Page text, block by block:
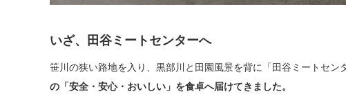
いざ、田谷ミートセンターへ
笹川の狭い路地を入り、黒部川と田園風景を背に「田谷ミートセン
の「安全・安心・おいしい」を食卓へ届けてきました。